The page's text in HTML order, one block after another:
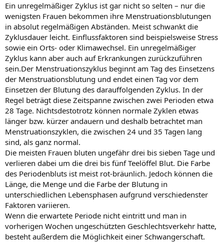
Ein unregelmäßiger Zyklus ist gar nicht so selten – nur die
wenigsten Frauen bekommen ihre Menstruationsblutungen
in absolut regelmäßigen Abständen. Meist schwankt die
Zyklusdauer leicht. Einflussfaktoren sind beispielsweise Stress
sowie ein Orts- oder Klimawechsel. Ein unregelmäßiger
Zyklus kann aber auch auf Erkrankungen zurückzuführen
sein.Der Menstruationszyklus beginnt am Tag des Einsetzens
der Menstruationsblutung und endet einen Tag vor dem
Einsetzen der Blutung des darauffolgenden Zyklus. In der
Regel beträgt diese Zeitspanne zwischen zwei Perioden etwa
28 Tage. Nichtsdestotrotz können normale Zyklen etwas
länger bzw. kürzer andauern und deshalb betrachtet man
Menstruationszyklen, die zwischen 24 und 35 Tagen lang
sind, als ganz normal.
Die meisten Frauen bluten ungefähr drei bis sieben Tage und
verlieren dabei um die drei bis fünf Teelöffel Blut. Die Farbe
des Periodenbluts ist meist rot-bräunlich. Jedoch können die
Länge, die Menge und die Farbe der Blutung in
unterschiedlichen Lebensphasen aufgrund verschiedenster
Faktoren variieren.
Wenn die erwartete Periode nicht eintritt und man in
vorherigen Wochen ungeschützten Geschlechtsverkehr hatte,
besteht außerdem die Möglichkeit einer Schwangerschaft.